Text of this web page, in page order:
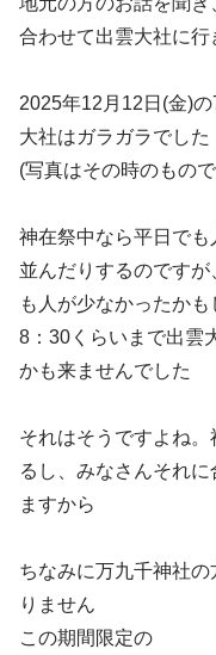
合わせて出雲大社に行
2025年12月12日(金)
大社はガラガラでした
(写真はその時のもの
神在祭中なら平日で
並んだりするのです
も人が少なかったかも
8：30くらいまで出雲
かも来ませんでした
それはそうですよね
るし、みなさんそれ
ますから
ちなみに万九千神社
りません
この期間限定の